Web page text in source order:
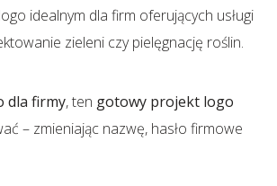
idealnym dla firm oferujących usługi
zieleni czy pielęgnację roślin.
dla firmy, ten gotowy projekt logo
– zmieniając nazwę, hasło firmowe